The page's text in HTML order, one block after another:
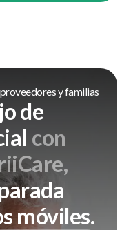
y familias
de
con
móviles.